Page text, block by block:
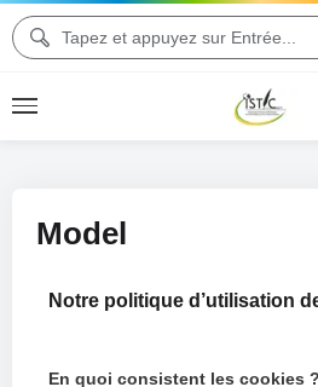
Model
Notre politique d’utilisation
En quoi consistent les cookies ?